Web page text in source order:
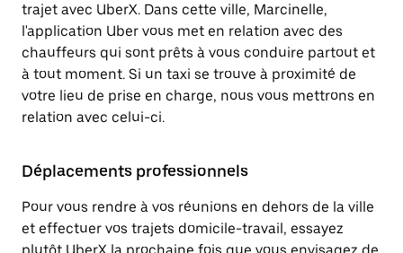
trajet avec UberX. Dans cette ville, Marcinelle,
l'application Uber vous met en relation avec des
chauffeurs qui sont prêts à vous conduire partout et
à tout moment. Si un taxi se trouve à proximité de
votre lieu de prise en charge, nous vous mettrons en
relation avec celui-ci.
Déplacements professionnels
Pour vous rendre à vos réunions en dehors de la ville
et effectuer vos trajets domicile-travail, essayez